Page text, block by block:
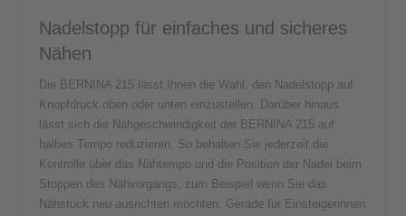
Nadelstopp für einfaches und sicheres
Nähen
Die BERNINA 215 lässt Ihnen die Wahl, den Nadelstopp auf
Knopfdruck oben oder unten einzustellen. Darüber hinaus
lässt sich die Nähgeschwindigkeit der BERNINA 215 auf
halbes Tempo reduzieren. So behalten Sie jederzeit die
Kontrolle über das Nähtempo und die Position der Nadel beim
Stoppen des Nähvorgangs, zum Beispiel wenn Sie das
Nähstück neu ausrichten möchten. Gerade für Einsteigerinnen